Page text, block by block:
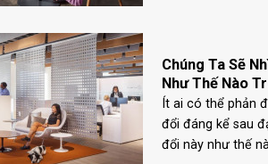
Chúng Ta Sẽ
Như Thế Nào
Ít ai có thể phản
đổi đáng kể sau
đổi này như thế